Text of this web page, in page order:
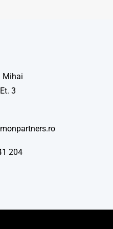
Mihai
3
204